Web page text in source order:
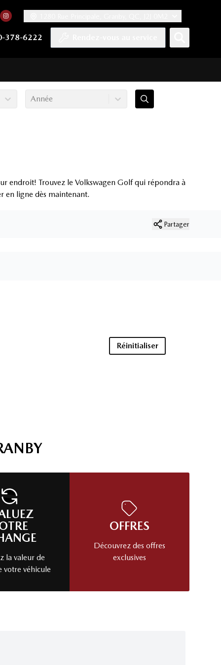
378-6222
Twitter
chaîne YouTube
notre compte Tiktok
vers notre compte LinkedIn
Lien vers notre compte Instagram
Année
endroit! Trouvez le Volkswagen Golf qui répondra à
en ligne dès maintenant.
Partager
Réinitialiser
la valeur de
votre véhicule
OFFRES
Découvrez des offres
exclusives